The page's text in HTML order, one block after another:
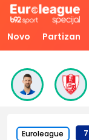
Novo Partizan
Euroleague 7